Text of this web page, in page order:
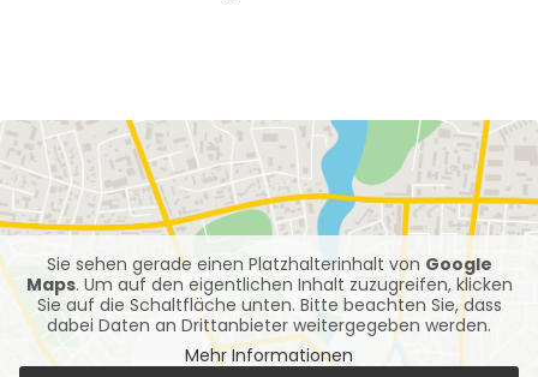
Sie sehen gerade einen Platzhalterinhalt von Google
Maps. Um auf den eigentlichen Inhalt zuzugreifen, klicken
Sie auf die Schaltfläche unten. Bitte beachten Sie, dass
dabei Daten an Drittanbieter weitergegeben werden.
Mehr Informationen